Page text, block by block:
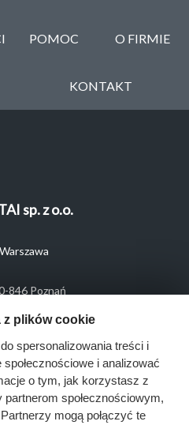
POMOC O FIRMIE
KONTAKT
sp. z o.o.
846 Poznań
z plików cookie
spersonalizowania treści i
i analizować
o tym, jak korzystasz z
społecznościowym,
mogą połączyć te